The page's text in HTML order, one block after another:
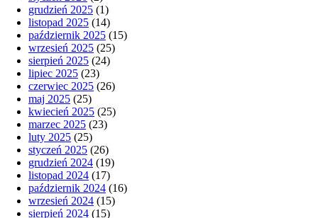
grudzień 2025 (1)
listopad 2025 (14)
październik 2025 (15)
wrzesień 2025 (25)
sierpień 2025 (24)
lipiec 2025 (23)
czerwiec 2025 (26)
maj 2025 (25)
kwiecień 2025 (25)
marzec 2025 (23)
luty 2025 (25)
styczeń 2025 (26)
grudzień 2024 (19)
listopad 2024 (17)
październik 2024 (16)
wrzesień 2024 (15)
sierpień 2024 (15)